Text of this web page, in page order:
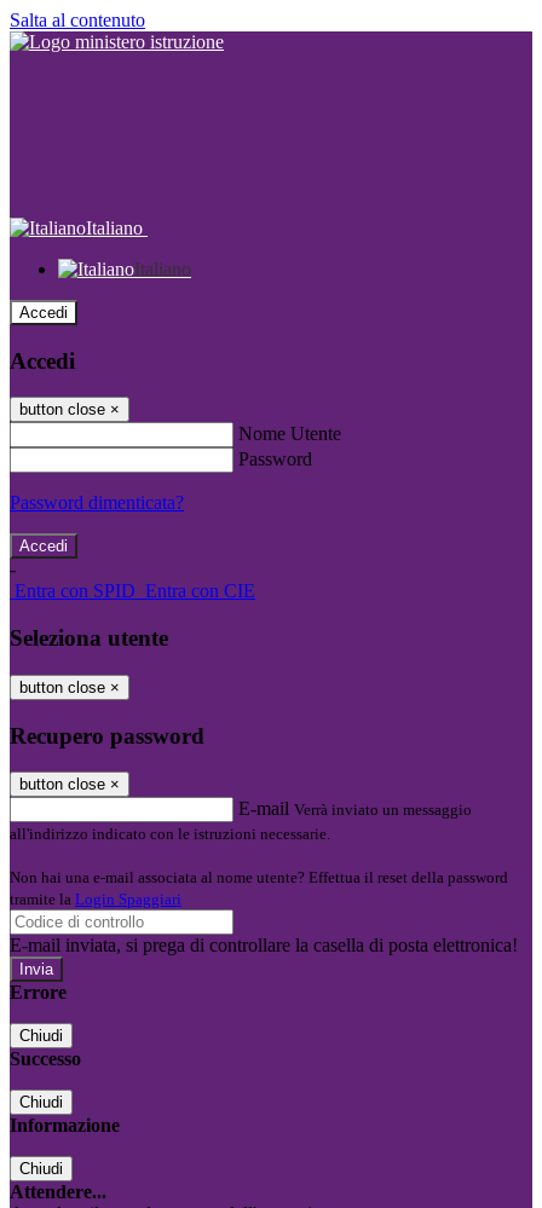
Salta al contenuto
Italiano
Italiano
Accedi
Accedi
button close ×
Nome Utente
Password
Password dimenticata?
-
Entra con SPID Entra con CIE
Seleziona utente
button close ×
Recupero password
button close ×
E-mail Verrà inviato un messaggio
all'indirizzo indicato con le istruzioni necessarie.
Non hai una e-mail associata al nome utente? Effettua il reset della password
tramite la Login Spaggiari
E-mail inviata, si prega di controllare la casella di posta elettronica!
Errore
Chiudi
Successo
Chiudi
Informazione
Chiudi
Attendere...